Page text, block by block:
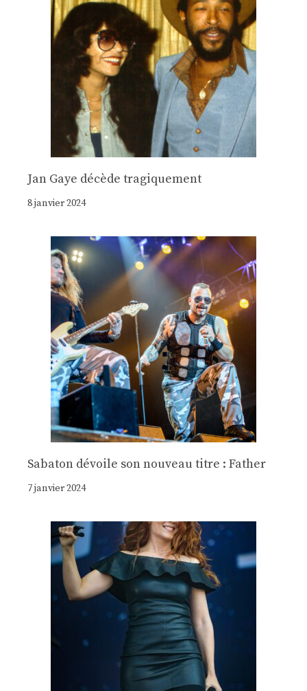
Jan Gaye décède tragiquement
8 janvier 2024
Sabaton dévoile son nouveau titre : Father
7 janvier 2024